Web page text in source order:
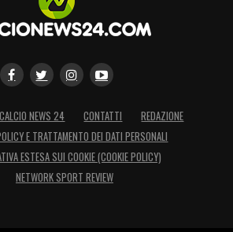
NEWS 24 CONTATTI
REDAZIONE
E TRATTAMENTO DEI DATI PERSONALI
ESTESA SUI COOKIE (COOKIE POLICY)
NETWORK SPORT REVIEW